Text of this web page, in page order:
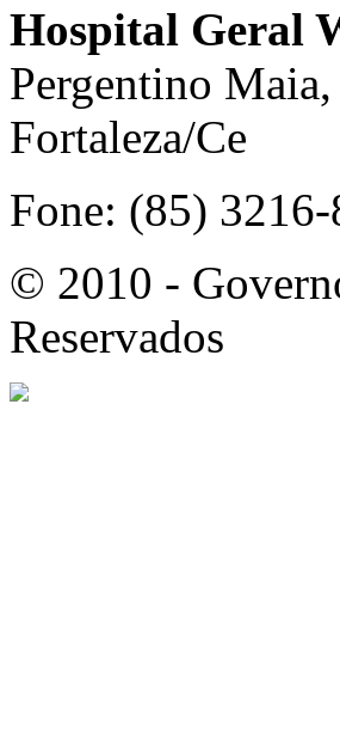
Hospital Geral
Pergentino
Fortaleza/Ce
Fone: (85)
© 2010 -
Reservados